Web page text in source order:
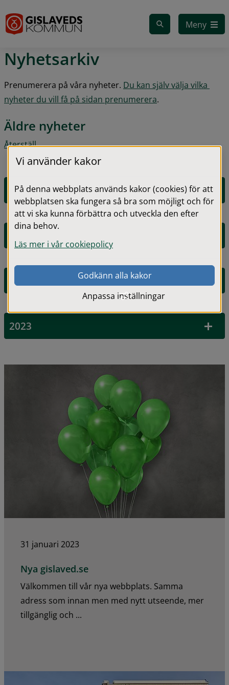
Meny
Nyhetsarkiv
Prenumerera på våra nyheter. Du kan själv välja vilka
nyheter du vill få på sidan prenumerera.
Äldre nyheter
Återställ
2026
2024
2023
31 januari 2023
Nya gislaved.se
Välkommen till vår nya webbplats. Samma
adress som innan men med nytt utseende, mer
tillgänglig och ...
Vi använder kakor
På denna webbplats används kakor (cookies) för att
webbplatsen ska fungera så bra som möjligt och för
att vi ska kunna förbättra och utveckla den efter
dina behov.
Läs mer i vår cookiepolicy
Godkänn alla kakor
Anpassa inställningar